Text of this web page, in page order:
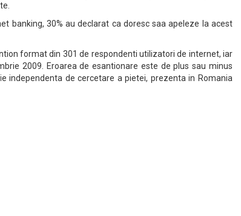
banking, 30% au declarat ca doresc saa apeleze la acest
format din 301 de respondenti utilizatori de internet, iar
2009. Eroarea de esantionare este de plus sau minus
independenta de cercetare a pietei, prezenta in Romania